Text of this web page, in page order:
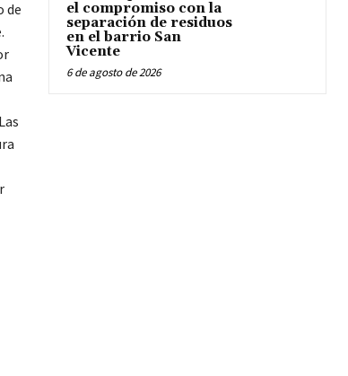
de
el compromiso con la
separación de residuos
en el barrio San
Vicente
6 de agosto de 2026